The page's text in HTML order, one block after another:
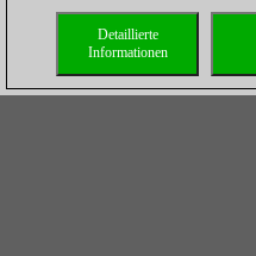
Detaillierte
Informationen